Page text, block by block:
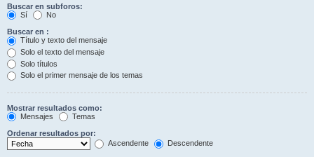
Buscar en subforos:
Sí
No
Buscar en :
Título y texto del mensaje
Solo el texto del mensaje
Solo títulos
Solo el primer mensaje de los temas
Mostrar resultados como:
Mensajes
Temas
Ordenar resultados por:
Ascendente
Descendente